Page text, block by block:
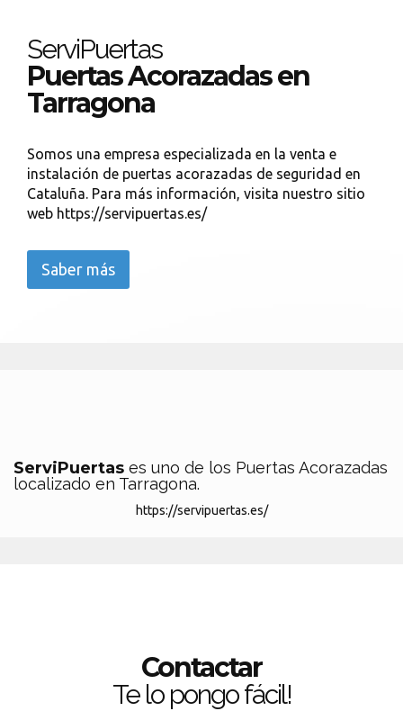
ServiPuertas
Puertas Acorazadas en
Tarragona
Somos una empresa especializada en la venta e
instalación de puertas acorazadas de seguridad en
Cataluña. Para más información, visita nuestro sitio
web https://servipuertas.es/
Saber más
ServiPuertas es uno de los Puertas Acorazadas
localizado en Tarragona.
https://servipuertas.es/
Contactar
Te lo pongo fácil!